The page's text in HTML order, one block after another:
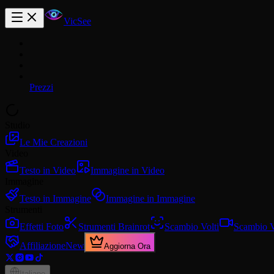
VicSee
Prezzi
Le Mie Creazioni
Testo in Video
Immagine in Video
Testo in Immagine
Immagine in Immagine
Effetti Foto
Strumenti Brainrot Scambio Volti Scambio
AffiliazioneNew Aggiorna Ora